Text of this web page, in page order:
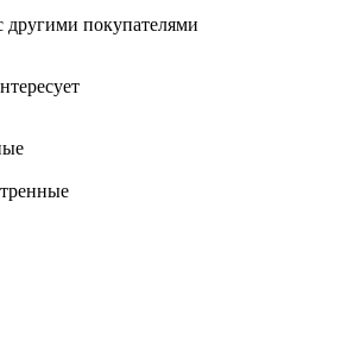
другими покупателями